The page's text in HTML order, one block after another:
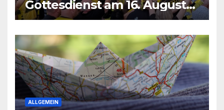
Gottesdienst am 16. August
2026
ALLGEMEIN